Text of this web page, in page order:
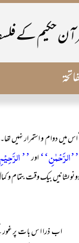
قرآن حکیم کے
میں دوام و استمرار نہیں
’’الرَّحۡمٰنِ‘‘اور’’
بیک وقت بتمام و
بات پر غور کیجیے کہ یہ